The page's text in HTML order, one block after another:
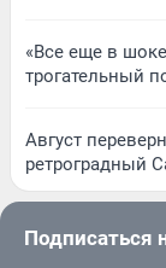
«Все еще в
трогательный
Август
ретроградный
Подписаться